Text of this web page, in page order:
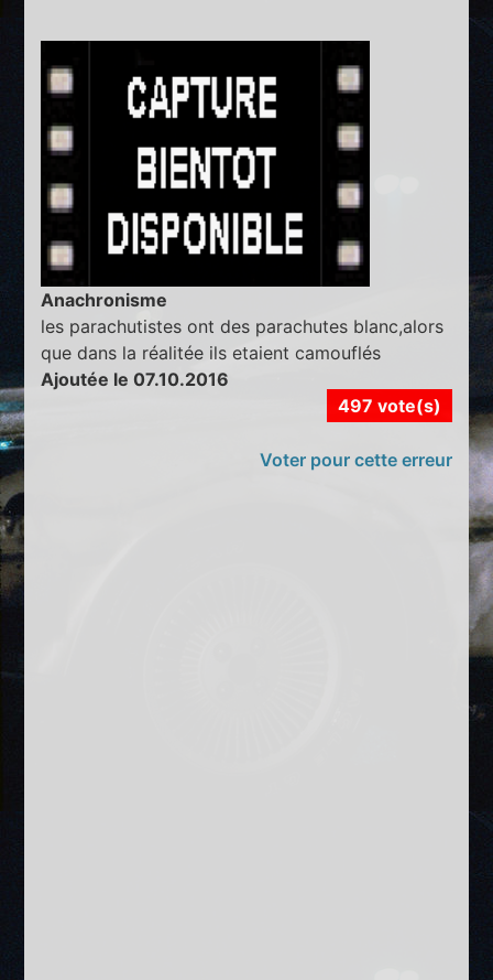
Anachronisme
les parachutistes ont des parachutes blanc,alors
que dans la réalitée ils etaient camouflés
Ajoutée le 07.10.2016
497 vote(s)
Voter pour cette erreur